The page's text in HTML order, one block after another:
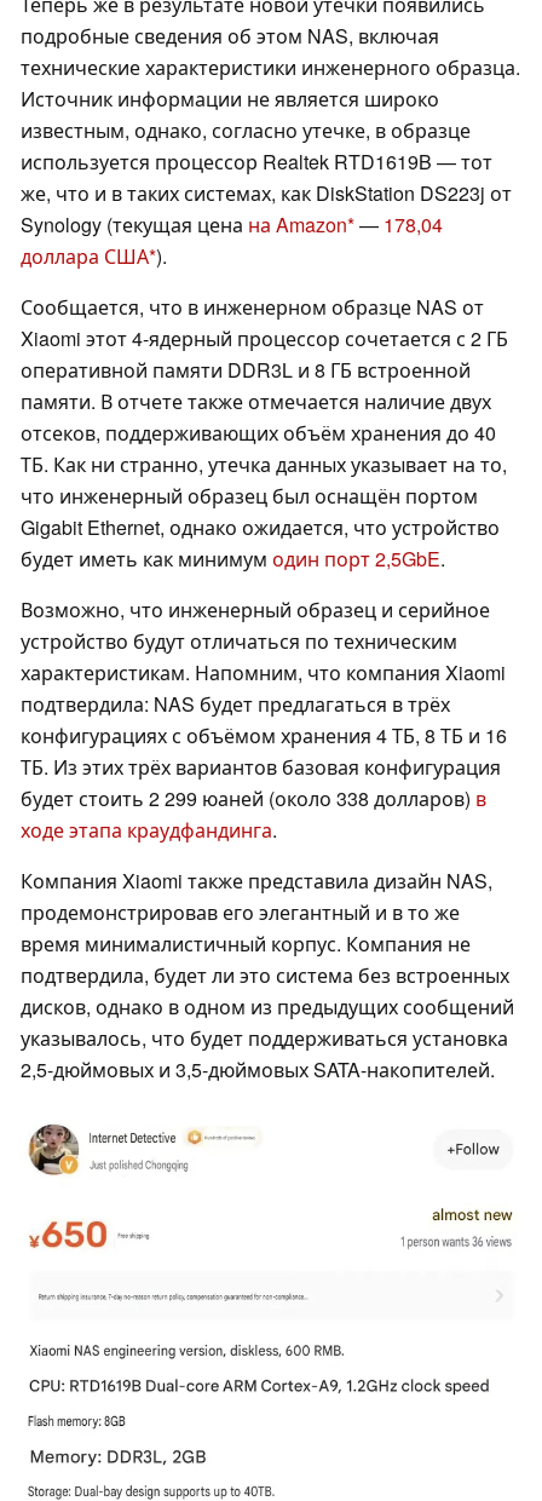
подробные сведения об этом NAS, включая
технические характеристики инженерного образца.
Источник информации не является широко
известным, однако, согласно утечке, в образце
используется процессор Realtek RTD1619B — тот
же, что и в таких системах, как DiskStation DS223j от
Synology (текущая цена на Amazon — 178,04
доллара США ).
Сообщается, что в инженерном образце NAS от
Xiaomi этот 4-ядерный процессор сочетается с 2 ГБ
оперативной памяти DDR3L и 8 ГБ встроенной
памяти. В отчете также отмечается наличие двух
отсеков, поддерживающих объём хранения до 40
ТБ. Как ни странно, утечка данных указывает на то,
что инженерный образец был оснащён портом
Gigabit Ethernet, однако ожидается, что устройство
будет иметь как минимум один порт 2,5GbE.
Возможно, что инженерный образец и серийное
устройство будут отличаться по техническим
характеристикам. Напомним, что компания Xiaomi
подтвердила: NAS будет предлагаться в трёх
конфигурациях с объёмом хранения 4 ТБ, 8 ТБ и 16
ТБ. Из этих трёх вариантов базовая конфигурация
будет стоить 2 299 юаней (около 338 долларов) в
ходе этапа краудфандинга.
Компания Xiaomi также представила дизайн NAS,
продемонстрировав его элегантный и в то же
время минималистичный корпус. Компания не
подтвердила, будет ли это система без встроенных
дисков, однако в одном из предыдущих сообщений
указывалось, что будет поддерживаться установка
2,5-дюймовых и 3,5-дюймовых SATA-накопителей.